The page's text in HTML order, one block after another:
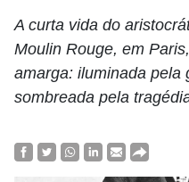
A curta vida do
Moulin Rouge, em
amarga: iluminada pela
sombreada pela